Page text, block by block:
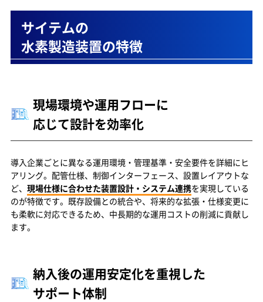
サイテムの水素製造装置がおすすめな企業は？
サイテムの基礎情報
サイテムの
水素製造装置の特徴
現場環境や運用フローに
応じて設計を効率化
導入企業ごとに異なる運用環境・管理基準・安全要件を詳細にヒ
アリング。配管仕様、制御インターフェース、設置レイアウトな
ど、 現場仕様に合わせた装置設計・システム連携を実現している
のが特徴です。既存設備との統合や、将来的な拡張・仕様変更に
も柔軟に対応できるため、中長期的な運用コストの削減に貢献し
ます。
納入後の運用安定化を重視した
サポート体制